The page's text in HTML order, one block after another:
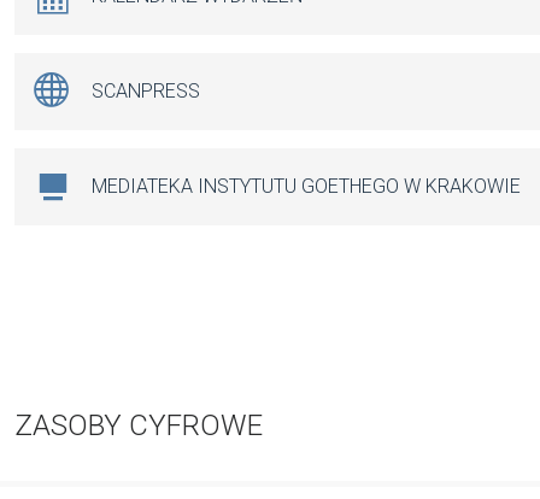
SCANPRESS
MEDIATEKA INSTYTUTU GOETHEGO W KRAKOWIE
ZASOBY CYFROWE